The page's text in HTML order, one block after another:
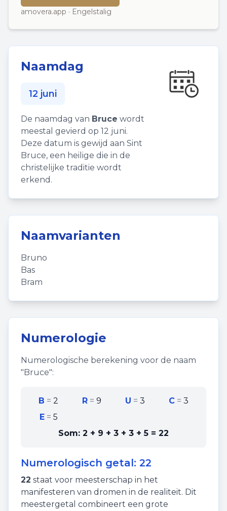
amovera.app · Engelstalig
Naamdag
12 juni
De naamdag van Bruce wordt
meestal gevierd op 12 juni.
Deze datum is gewijd aan Sint
Bruce, een heilige die in de
christelijke traditie wordt
erkend.
Naamvarianten
Bruno
Bas
Bram
Numerologie
Numerologische berekening voor de naam
"Bruce":
B =2 R =9 U =3 C= 3
E= 5
Som: 2 + 9 + 3 + 3 + 5 = 22
Numerologisch getal: 22
22 staat voor meesterschap in het
manifesteren van dromen in de realiteit. Dit
meestergetal combineert een grote